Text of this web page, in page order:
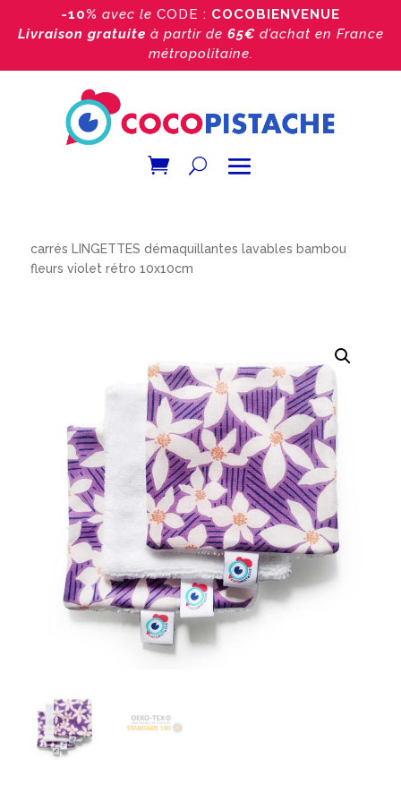
-10% avec le CODE : COCOBIENVENUE
Livraison gratuite à partir de 65€ d’achat en France
métropolitaine.
carrés LINGETTES démaquillantes lavables bambou
fleurs violet rétro 10x10cm